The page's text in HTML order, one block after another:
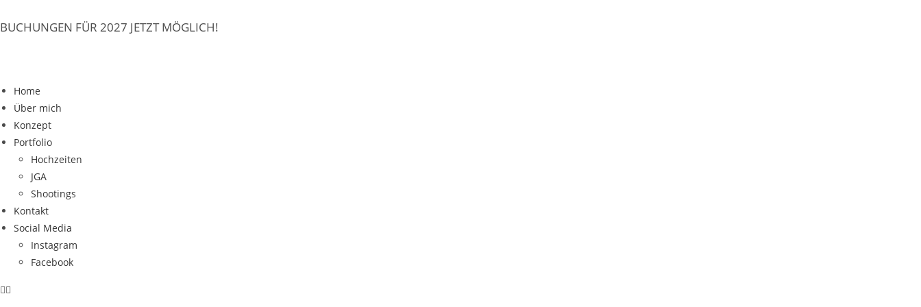
BUCHUNGEN FÜR 2027 JETZT MÖGLICH!
Home
Über mich
Konzept
Portfolio
Hochzeiten
JGA
Shootings
Kontakt
Social Media
Instagram
Facebook